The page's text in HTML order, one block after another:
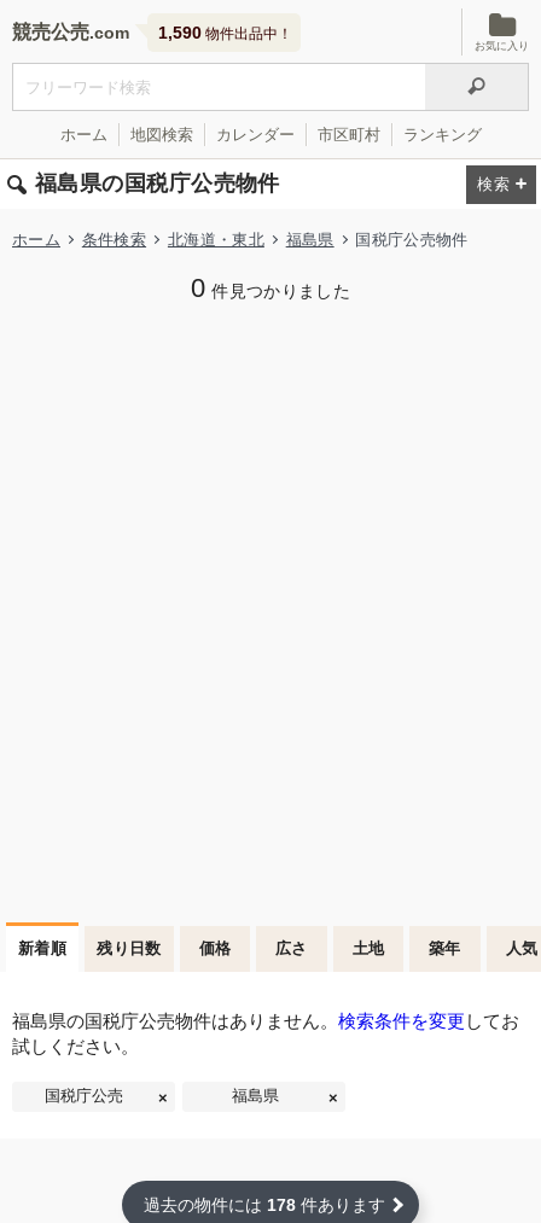
競売公売 1,590 物件出品中！
お気に入り
ホーム 地図検索 カレンダー 市区町村 ランキング
福島県の国税庁公売物件
ホーム 条件検索 北海道・東北 福島県 国税庁公売物件
0 件見つかりました
新着順 残り日数 価格 広さ 土地 築年 人気
福島県の国税庁公売物件はありません。 検索条件を変更 してお
試しください。
国税庁公売 福島県
過去の物件には 178 件あります